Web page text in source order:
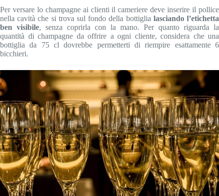
Per versare lo champagne ai clienti il cameriere deve inserire il pollice
nella cavità che si trova sul fondo della bottiglia lasciando l’etichetta
ben visibile, senza coprirla con la mano. Per quanto riguarda la
quantità di champagne da offrire a ogni cliente, considera che una
bottiglia da 75 cl dovrebbe permetterti di riempire esattamente 6
bicchieri.